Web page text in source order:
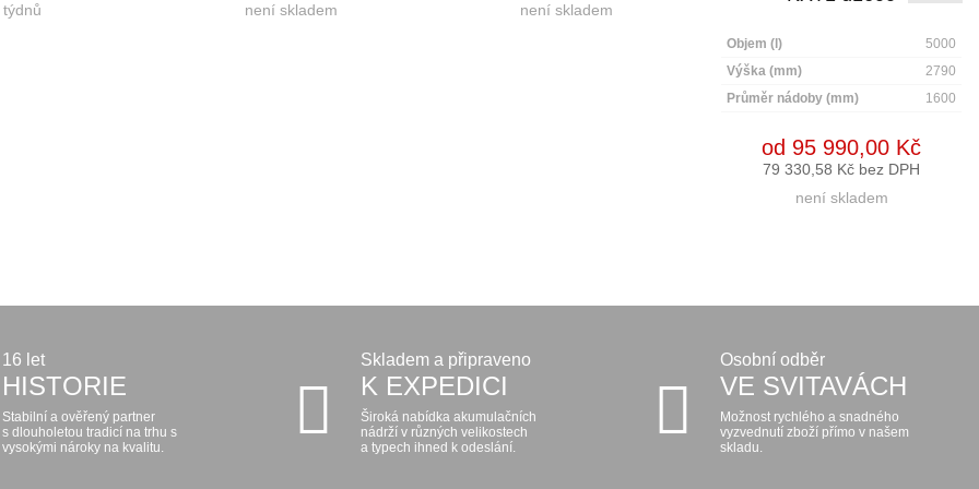
týdnů
není skladem
není skladem
Objem (l)
5000
Výška (mm)
2790
Průměr nádoby (mm)
1600
od 95 990,00 Kč
79 330,58 Kč bez DPH
není skladem
16 let
HISTORIE
Stabilní a ověřený partner
s dlouholetou tradicí na trhu s
vysokými nároky na kvalitu.
Skladem a připraveno
K EXPEDICI
Široká nabídka akumulačních
nádrží v různých velikostech
a typech ihned k odeslání.
Osobní odběr
VE SVITAVÁCH
Možnost rychlého a snadného
vyzvednutí zboží přímo v našem
skladu.